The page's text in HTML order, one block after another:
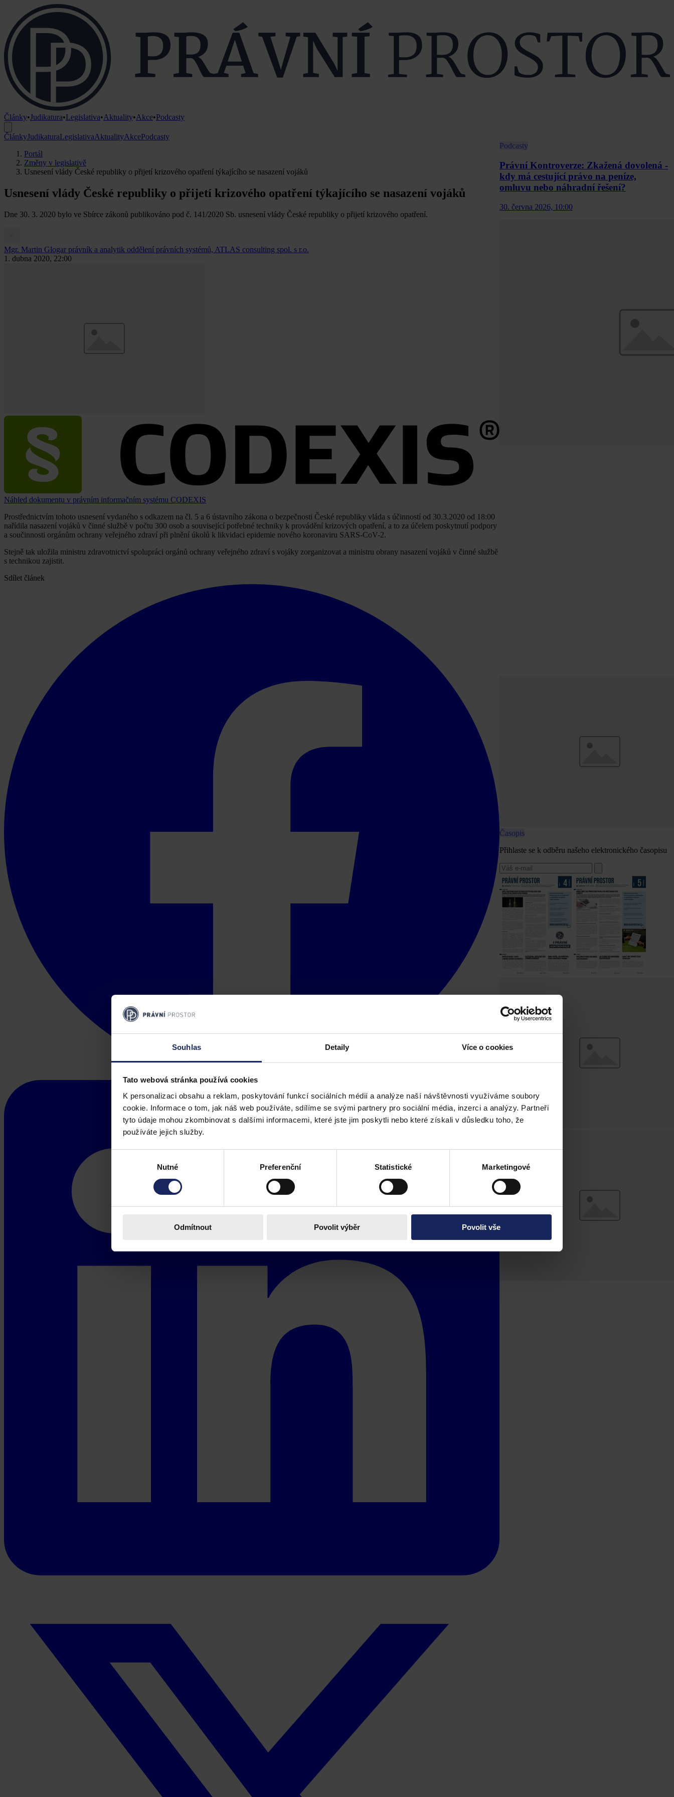
Souhlas Detaily Více o cookies
Tato webová stránka používá cookies
K personalizaci obsahu a reklam, poskytování funkcí sociálních médií a analýze naší návštěvnosti využíváme soubory
cookie. Informace o tom, jak náš web používáte, sdílíme se svými partnery pro sociální média, inzerci a analýzy. Partneři
tyto údaje mohou zkombinovat s dalšími informacemi, které jste jim poskytli nebo které získali v důsledku toho, že
používáte jejich služby.
Nutné Preferenční Statistické Marketingové
Odmítnout Povolit výběr Povolit vše
Články•Judikatura•Legislativa•Aktuality•Akce•Podcasty
ČlánkyJudikaturaLegislativaAktualityAkcePodcasty
Portál
Změny v legislativě
Usnesení vlády České republiky o přijetí krizového opatření týkajícího se nasazení vojáků
Usnesení vlády České republiky o přijetí krizového opatření týkajícího se nasazení vojáků
Dne 30. 3. 2020 bylo ve Sbírce zákonů publikováno pod č. 141/2020 Sb. usnesení vlády České republiky o přijetí krizového opatření.
Mgr. Martin Glogar právník a analytik oddělení právních systémů, ATLAS consulting spol. s r.o.
1. dubna 2020, 22:00
Náhled dokumentu v právním informačním systému CODEXIS
Prostřednictvím tohoto usnesení vydaného s odkazem na čl. 5 a 6 ústavního zákona o bezpečnosti České republiky vláda s účinností od 30.3.2020 od 18:00
nařídila nasazení vojáků v činné službě v počtu 300 osob a související potřebné techniky k provádění krizových opatření, a to za účelem poskytnutí podpory
a součinnosti orgánům ochrany veřejného zdraví při plnění úkolů k likvidaci epidemie nového koronaviru SARS-CoV-2.
Stejně tak uložila ministru zdravotnictví spolupráci orgánů ochrany veřejného zdraví s vojáky zorganizovat a ministru obrany nasazení vojáků v činné službě
s technikou zajistit.
Sdílet článek
Podcasty
Právní Kontroverze: Zkažená dovolená -
kdy má cestující právo na peníze,
omluvu nebo náhradní řešení?
30. června 2026, 10:00
Časopis
Přihlaste se k odběru našeho elektronického časopisu